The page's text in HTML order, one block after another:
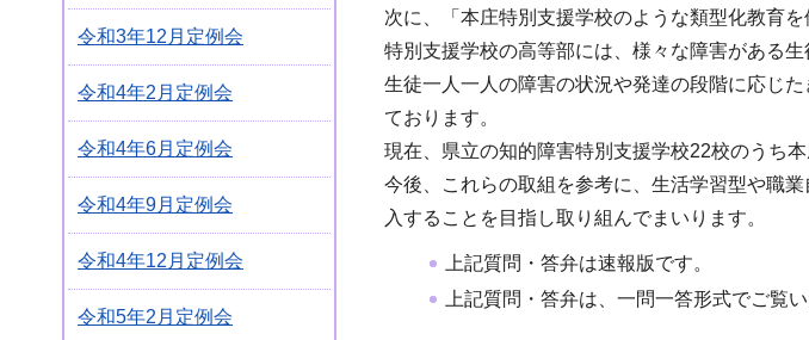
令和3年12月定例会
令和4年2月定例会
令和4年6月定例会
令和4年9月定例会
令和4年12月定例会
令和5年2月定例会
次に、「本庄特別支援学校のような類型化教育
特別支援学校の高等部には、様々な障害がある生
生徒一人一人の障害の状況や発達の段階に応じ
ております。
現在、県立の知的障害特別支援学校22校のうち
今後、これらの取組を参考に、生活学習型や職
入することを目指し取り組んでまいります。
上記質問・答弁は速報版です。
上記質問・答弁は、一問一答形式でご覧